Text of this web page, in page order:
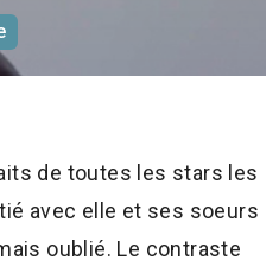
de toutes les stars les
avec elle et ses soeurs
oublié. Le contraste